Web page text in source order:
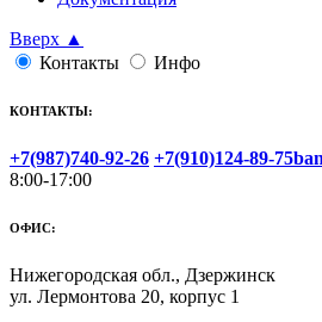
Вверх ▲
Контакты
Инфо
КОНТАКТЫ:
+7(987)740-92-26 +7(910)124-89-75
8:00-17:00
ОФИС:
Нижегородская обл., Дзержинск
ул. Лермонтова 20, корпус 1